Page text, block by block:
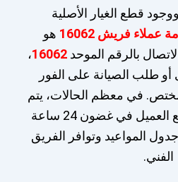
قطع الغيار الأصلية
عملاء فريش 16062
هو
بالرقم الموحد16062،
أو طلب الصيانة على الفور
في معظم الحالات، يتم
إرسال الفني إلى موقع العميل في غضون 24 ساعة
المواعيد وتوافر الفريق
الفني.